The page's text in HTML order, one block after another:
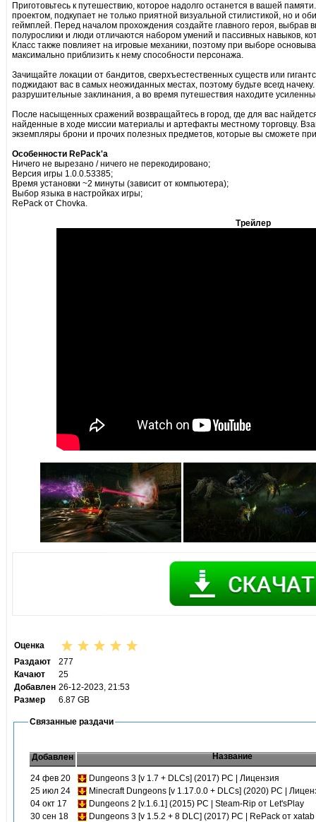
Приготовьтесь к путешествию, которое надолго останется в вашей
проектом, подкупает не только приятной визуальной стилистикой, но и
геймплей. Перед началом прохождения создайте главного героя, выбрав
полурослики и люди отличаются набором умений и пассивных навыков,
Класс также повлияет на игровые механики, поэтому при выборе
максимально приблизить к нему способности персонажа.
Зачищайте локации от бандитов, сверхъестественных существ или
поджидают вас в самых неожиданных местах, поэтому будьте всегд
разрушительные заклинания, а во время путешествия находите
После насыщенных сражений возвращайтесь в город, где для вас
найденные в ходе миссии материалы и артефакты местному торговцу.
экземпляры брони и прочих полезных предметов, которые вы сможете
Особенности RePack'а
Ничего не вырезано / ничего не перекодировано;
Версия игры 1.0.0.53385;
Время установки ~2 минуты (зависит от компьютера);
Выбор языка в настройках игры;
RePack от Chovka.
Трейлер
Оценка
Раздают
277
Качают
25
Добавлен 26-12-2023, 21:53
Размер
6.87 GB
Связанные раздачи
Добавлен Название
24 фев 20
Dungeons 3 [v 1.7 + DLCs] (2017) PC | Лицензия
25 июл 24
Minecraft Dungeons [v 1.17.0.0 + DLCs] (2020) PC |
04 окт 17
Dungeons 2 [v.1.6.1] (2015) PC | Steam-Rip от Let'sPlay
30 сен 18
Dungeons 3 [v 1.5.2 + 8 DLC] (2017) PC | RePack от xatab